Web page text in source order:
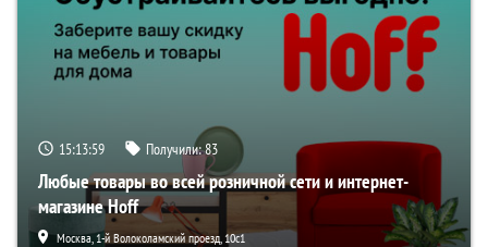
15:13:58 Получили:83
Любые товары во всей розничной сети и интернет-
магазине Hoff
Москва, 1-й Волоколамский проезд, 10с1